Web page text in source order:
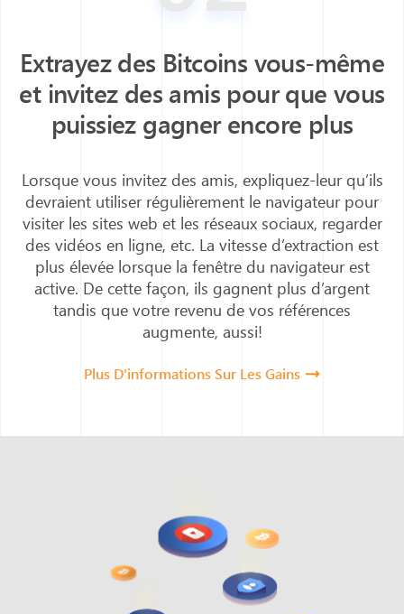
Extrayez des Bitcoins vous-même
et invitez des amis pour que vous
puissiez gagner encore plus
Lorsque vous invitez des amis, expliquez-leur qu’ils
devraient utiliser régulièrement le navigateur pour
visiter les sites web et les réseaux sociaux, regarder
des vidéos en ligne, etc. La vitesse d’extraction est
plus élevée lorsque la fenêtre du navigateur est
active. De cette façon, ils gagnent plus d’argent
tandis que votre revenu de vos références
augmente, aussi!
Plus D'informations Sur Les Gains